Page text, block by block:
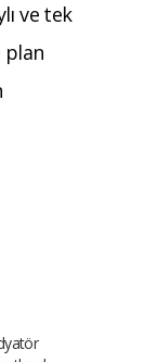
ve tek
plan